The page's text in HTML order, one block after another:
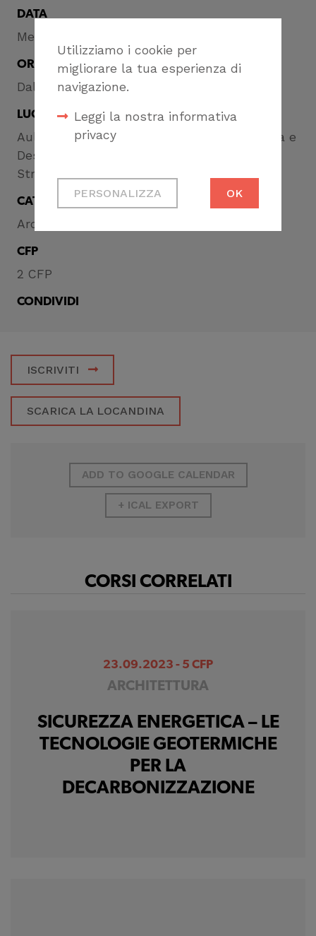
Utilizziamo i cookie per
migliorare la tua esperienza di
navigazione.
Leggi la nostra informativa
privacy
Cookie tecnici
Necessari per
migliorare il servizio
PERSONALIZZA OK
DATA
Mercoledì 5 febbraio 2025
ORA
Dalle ore 17 alle ore 19
LUOGO
Aula Benvenuto – Dipartimento Architettura e
Design – UniGE
Stradone S. Agostino, 37 Genova
CATEGORIA
Architettura
CFP
2 CFP
CONDIVIDI
ISCRIVITI
SCARICA LA LOCANDINA
ADD TO GOOGLE CALENDAR
+ ICAL EXPORT
CORSI CORRELATI
23.09.2023 - 5 CFP
ARCHITETTURA
SICUREZZA ENERGETICA – LE
TECNOLOGIE GEOTERMICHE
PER LA
DECARBONIZZAZIONE